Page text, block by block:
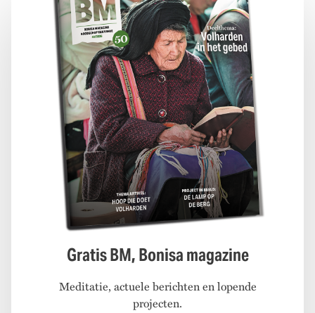
Gratis BM, Bonisa magazine
Meditatie, actuele berichten en lopende
projecten.